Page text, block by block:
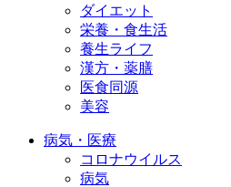
ダイエット
栄養・食生活
養生ライフ
漢方・薬膳
医食同源
美容
病気・医療
コロナウイルス
病気